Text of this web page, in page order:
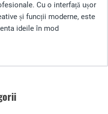
Cu o interfață ușor
și funcții moderne, este
ideile în mod